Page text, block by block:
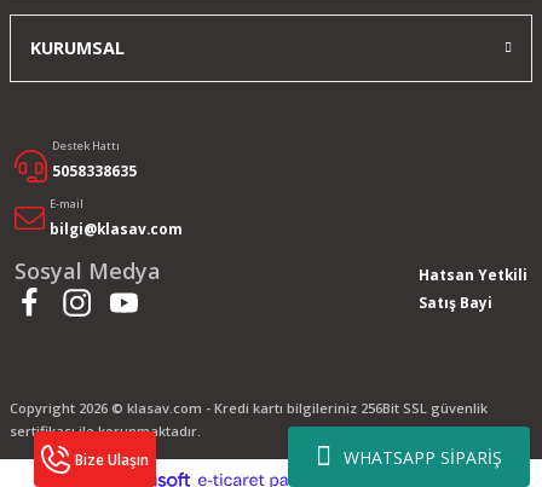
WHATSAPP SİPARİŞ
KURUMSAL
Destek Hattı
5058338635
E-mail
bilgi@klasav.com
Sosyal Medya
Hatsan Yetkili
Satış Bayi
Copyright 2026 © klasav.com - Kredi kartı bilgileriniz 256Bit SSL güvenlik
sertifikası ile korunmaktadır.
Bize Ulaşın
ideasoft